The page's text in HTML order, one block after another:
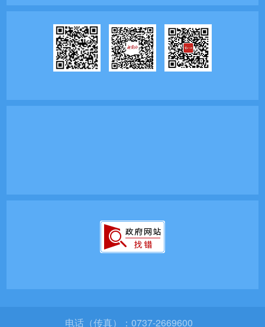
电话（传真）：0737-2669600